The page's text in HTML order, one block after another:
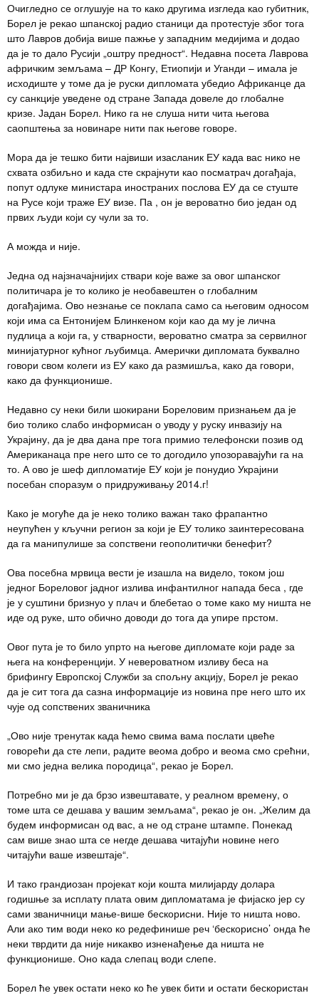
Очигледно се оглушује на то како другима изгледа као губитник,
Борел је рекао шпанској радио станици да протестује због тога
што Лавров добија више пажње у западним медијима и додао
да је то дало Русији „оштру предност“. Недавна посета Лаврова
афричким земљама – ДР Конгу, Етиопији и Уганди – имала је
исходиште у томе да је руски дипломата убедио Африканце да
су санкције уведене од стране Запада довеле до глобалне
кризе. Јадан Борел. Нико га не слуша нити чита његова
саопштења за новинаре нити пак његове говоре.
Мора да је тешко бити највиши изасланик ЕУ када вас нико не
схвата озбиљно и када сте скрајнути као посматрач догађаја,
попут одлуке министара иностраних послова ЕУ да се стуште
на Русе који траже ЕУ визе. Па , он је вероватно био један од
првих људи који су чули за то.
А можда и није.
Једна од најзначајнијих ствари које важе за овог шпанског
политичара је то колико је необавештен о глобалним
догађајима. Ово незнање се поклапа само са његовим односом
који има са Ентонијем Блинкеном који као да му је лична
пудлица а који га, у стварности, вероватно сматра за сервилног
минијатурног кућног љубимца. Амерички дипломата буквално
говори свом колеги из ЕУ како да размишља, како да говори,
како да функционише.
Недавно су неки били шокирани Бореловим признањем да је
био толико слабо информисан о уводу у руску инвазију на
Украјину, да је два дана пре тога примио телефонски позив од
Американаца пре него што се то догодило упозоравајући га на
то. А ово је шеф дипломатије ЕУ који је понудио Украјини
посебан споразум о придруживању 2014.г!
Како је могуће да је неко толико важан тако фрапантно
неупућен у кључни регион за који је ЕУ толико заинтересована
да га манипулише за сопствени геополитички бенефит?
Ова посебна мрвица вести је изашла на видело, током још
једног Бореловог јадног излива инфантилног напада беса , где
је у суштини бризнуо у плач и блебетао о томе како му ништа не
иде од руке, што обично доводи до тога да упире прстом.
Овог пута је то било упрто на његове дипломате који раде за
њега на конференцији. У невероватном изливу беса на
брифингу Европској Служби за спољну акцију, Борел је рекао
да је сит тога да сазна информације из новина пре него што их
чује од сопствених званичника
„Ово није тренутак када ћемо свима вама послати цвеће
говорећи да сте лепи, радите веома добро и веома смо срећни,
ми смо једна велика породица“, рекао је Борел.
Потребно ми је да брзо извештавате, у реалном времену, о
томе шта се дешава у вашим земљама“, рекао је он. „Желим да
будем информисан од вас, а не од стране штампе. Понекад
сам више знао шта се негде дешава читајући новине него
читајући ваше извештаје“.
И тако грандиозан пројекат који кошта милијарду долара
годишње за исплату плата овим дипломатама је фијаско јер су
сами званичници мање-више бескорисни. Није то ништа ново.
Али ако тим води неко ко редефинише реч ‘бескорисно’ онда ће
неки тврдити да није никакво изненађење да ништа не
функционише. Оно када слепац води слепе.
Борел ће увек остати неко ко ће увек бити и остати бескористан